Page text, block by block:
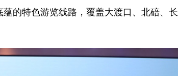
的特色游览线路，覆盖大渡口、北碚、长